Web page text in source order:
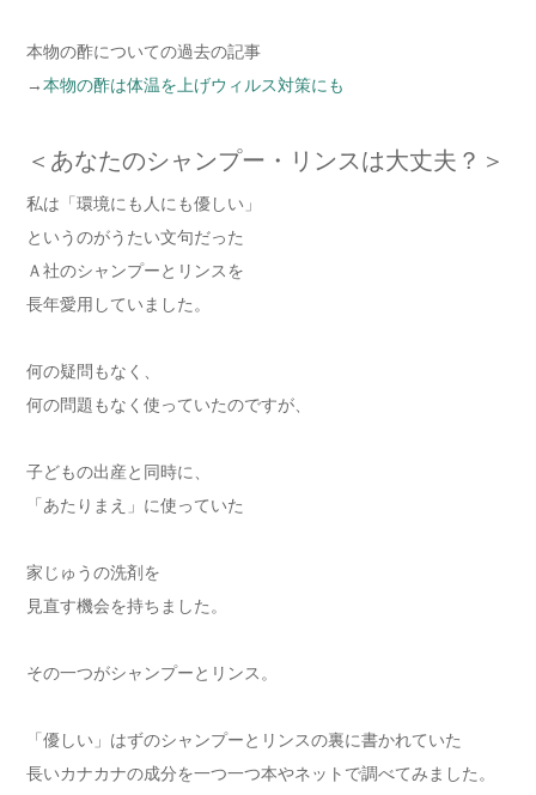
本物の酢についての過去の記事
→本物の酢は体温を上げウィルス対策にも
＜あなたのシャンプー・リンスは大丈夫？＞
私は「環境にも人にも優しい」
というのがうたい文句だった
Ａ社のシャンプーとリンスを
長年愛用していました。
何の疑問もなく、
何の問題もなく使っていたのですが、
子どもの出産と同時に、
「あたりまえ」に使っていた
家じゅうの洗剤を
見直す機会を持ちました。
その一つがシャンプーとリンス。
「優しい」はずのシャンプーとリンスの裏に書かれていた
長いカナカナの成分を一つ一つ本やネットで調べてみました。